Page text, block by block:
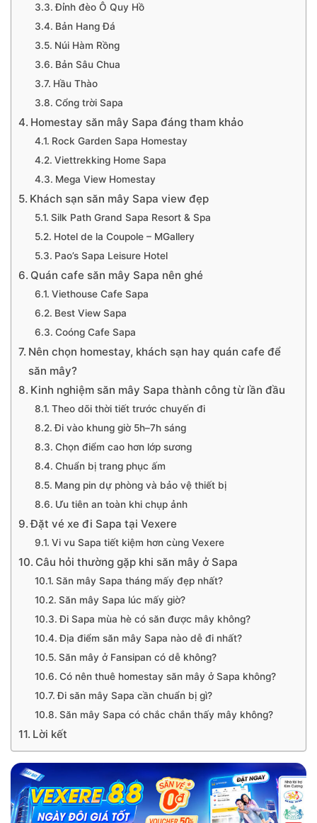
Đỉnh đèo Ô Quy Hồ
Bản Hang Đá
Núi Hàm Rồng
Bản Sâu Chua
Hầu Thào
Cổng trời Sapa
Homestay săn mây Sapa đáng tham khảo
Rock Garden Sapa Homestay
Viettrekking Home Sapa
Mega View Homestay
Khách sạn săn mây Sapa view đẹp
Silk Path Grand Sapa Resort & Spa
Hotel de la Coupole – MGallery
Pao’s Sapa Leisure Hotel
Quán cafe săn mây Sapa nên ghé
Viethouse Cafe Sapa
Best View Sapa
Coóng Cafe Sapa
Nên chọn homestay, khách sạn hay quán cafe để
săn mây?
Kinh nghiệm săn mây Sapa thành công từ lần đầu
Theo dõi thời tiết trước chuyến đi
Đi vào khung giờ 5h–7h sáng
Chọn điểm cao hơn lớp sương
Chuẩn bị trang phục ấm
Mang pin dự phòng và bảo vệ thiết bị
Ưu tiên an toàn khi chụp ảnh
Đặt vé xe đi Sapa tại Vexere
Vi vu Sapa tiết kiệm hơn cùng Vexere
Câu hỏi thường gặp khi săn mây ở Sapa
Săn mây Sapa tháng mấy đẹp nhất?
Săn mây Sapa lúc mấy giờ?
Đi Sapa mùa hè có săn được mây không?
Địa điểm săn mây Sapa nào dễ đi nhất?
Săn mây ở Fansipan có dễ không?
Có nên thuê homestay săn mây ở Sapa không?
Đi săn mây Sapa cần chuẩn bị gì?
Săn mây Sapa có chắc chắn thấy mây không?
Lời kết